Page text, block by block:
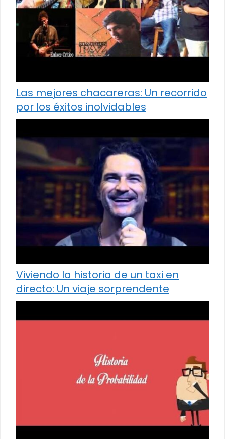
Las mejores chacareras: Un recorrido
por los éxitos inolvidables
Viviendo la historia de un taxi en
directo: Un viaje sorprendente